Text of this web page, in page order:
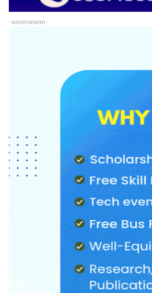
- ADVERTISEMENT -